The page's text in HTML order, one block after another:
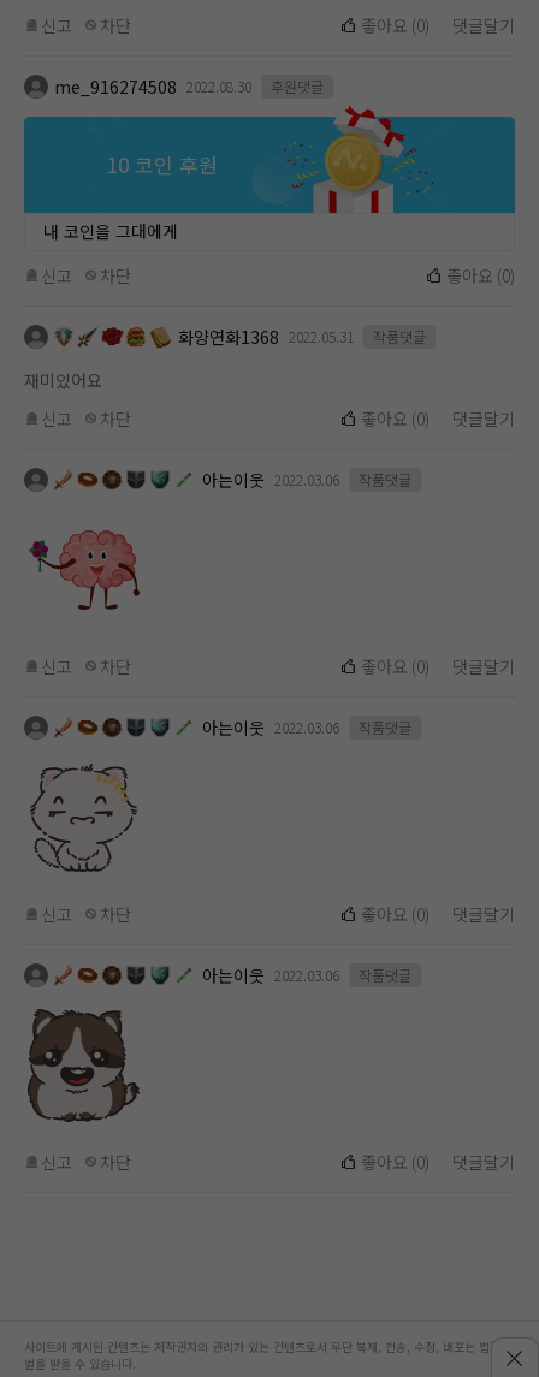
신고
차단 좋아요 (0) 댓글달기
me_916274508 2022.08.30 후원댓글
10 코인 후원
내 코인을 그대에게
신고
차단 좋아요 (0)
화양연화1368 2022.05.31 작품댓글
재미있어요
신고
차단 좋아요 (0) 댓글달기
아는이웃 2022.03.06 작품댓글
신고 차단 좋아요 (0) 댓글달기
아는이웃 2022.03.06 작품댓글
신고 차단 좋아요 (0) 댓글달기
아는이웃 2022.03.06 작품댓글
신고 차단 좋아요 (0) 댓글달기
사이트에 게시된 컨텐츠는 저작권자의 권리가 있는 컨텐츠로서 무단 복제, 전송, 수정, 배포는 법적 처
벌을 받을 수 있습니다.